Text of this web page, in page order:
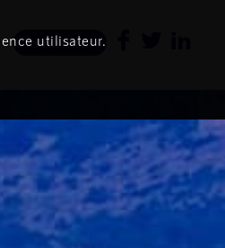
Newsletter
utilisateur.